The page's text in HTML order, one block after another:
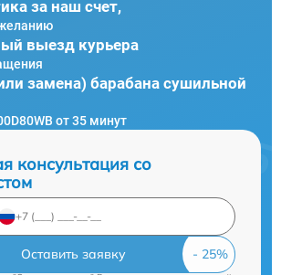
за наш счет,
выезд курьера
замена) барабана сушильной
от 35 минут
консультация со
Оставить заявку